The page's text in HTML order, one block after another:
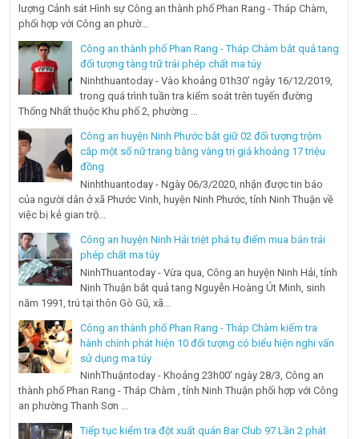
lượng Cảnh sát Hình sự Công an thành phố Phan Rang - Tháp Chàm,
phối hợp với Công an phườ...
Công an thành phố Phan Rang - Tháp Chàm bắt quả tang
đối tượng tàng trữ trái phép chất ma túy
Ninhthuantoday - Vào khoảng 01h30’ ngày 16/12/2019,
trong quá trình tuần tra kiểm soát trên tuyến đường
Thống Nhất thuộc Khu phố 2, phường ...
Công an huyện Ninh Phước bắt giữ 02 đối tượng trộm
cắp một số nữ trang bằng vàng trị giá khoảng 17 triệu
đồng
Ninhthuantoday - Ngày 06/3/2020, nhận được tin báo
của người dân ở xã Phước Vinh, huyện Ninh Phước, tỉnh Ninh Thuận về
việc bị kẻ gian trộ...
Công an huyện Ninh Hải triệt phá tụ điểm mua bán trái
phép chất ma túy
NinhThuantoday - Vừa qua, Công an huyện Ninh Hải, tỉnh
Ninh Thuận bắt quả tang Nguyễn Hoàng Út Minh, sinh
năm 1991, trú tại thôn Gò Gũ, xã...
Công an thành phố Phan Rang - Tháp Chàm kiểm tra
hành chính phát hiện 10 đối tượng có biểu hiện nghi vấn
sử dụng ma túy
NinhThuậntoday - Khoảng 23h00’ ngày 28/3, Công an
thành phố Phan Rang - Tháp Chàm , tỉnh Ninh Thuận phối hợp với Công
an phường Thanh Sơn ...
Tiếp tục kiểm tra đột xuất quán Bar Club 97 Lần 2 phát